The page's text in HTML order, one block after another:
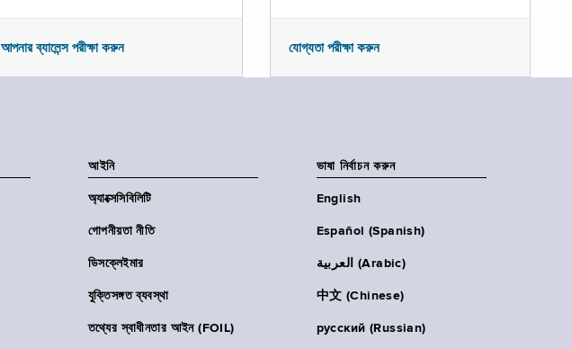
আপনার ব্যালেন্স পরীক্ষা করুন যোগ্যতা পরীক্ষা করুন
আইনি
অ্যাক্সেসিবিলিটি
গোপনীয়তা নীতি
ডিসক্লেইমার
যুক্তিসঙ্গত ব্যবস্থা
তথ্যের স্বাধীনতার আইন (FOIL)
ভাষা নির্বাচন করুন
English
Español (Spanish)
العربية (Arabic)
中文 (Chinese)
русский (Russian)